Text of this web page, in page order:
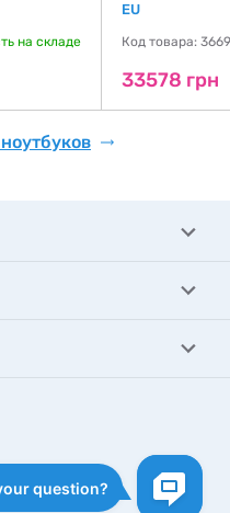
на складе
EU
Код товара:
33578 грн